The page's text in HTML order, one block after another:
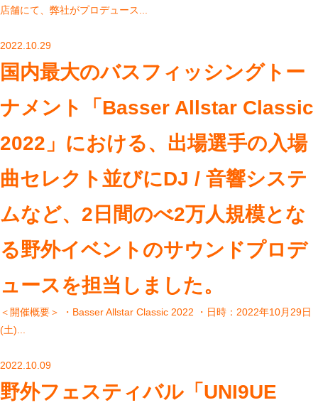
店舗にて、弊社がプロデュース...
2022.10.29
国内最大のバスフィッシングトー
ナメント「Basser Allstar Classic
2022」における、出場選手の入場
曲セレクト並びにDJ / 音響システ
ムなど、2日間のべ2万人規模とな
る野外イベントのサウンドプロデ
ュースを担当しました。
＜開催概要＞ ・Basser Allstar Classic 2022 ・日時：2022年10月29日
(土)...
2022.10.09
野外フェスティバル「UNI9UE